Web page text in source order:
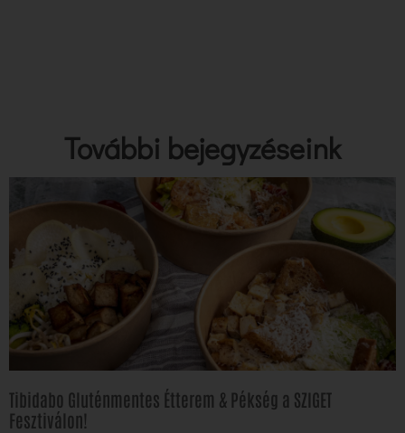
További bejegyzéseink
Tibidabo Gluténmentes Étterem & Pékség a SZIGET
Fesztiválon!